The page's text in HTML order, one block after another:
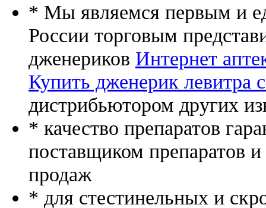
* Мы являемся первым и
России торговым
дженериков Интернет
Купить дженерик левитра
дистрибьютором других
* качество препаратов
поставщиком препаратов
продаж
* для стестинельных и